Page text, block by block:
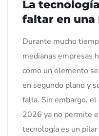
La
faltar en una
Durante mucho
medianas empresas
como un elemento
en segundo plano y
falla. Sin embargo,
2026 ya no permite
tecnología es un